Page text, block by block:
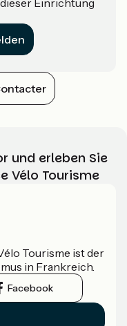
und erleben Sie
Vélo Tourisme
Tourisme ist der
in Frankreich.
Facebook